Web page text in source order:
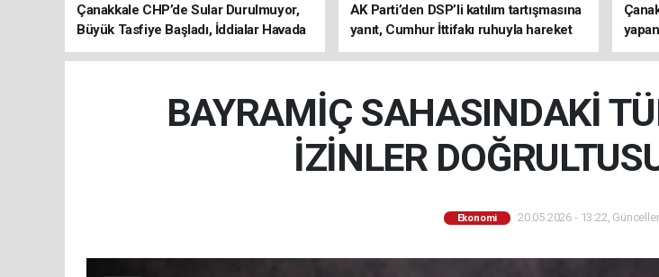
Çanakkale CHP’de Sular Durulmuyor,
Büyük Tasfiye Başladı, İddialar Havada
Uçuşuyor
AK Parti’den DSP’li katılım tartışmasına
yanıt, Cumhur İttifakı ruhuyla hareket
ediyoruz
BAYRAMİÇ SAHASINDAKİ
İZİNLER
Ekonomi 20.05.2026 - 13:22,